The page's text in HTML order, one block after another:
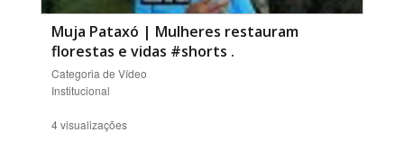
Muja Pataxó | Mulheres restauram
florestas e vidas #shorts .
Categoria de Vídeo
Institucional
4 visualizações